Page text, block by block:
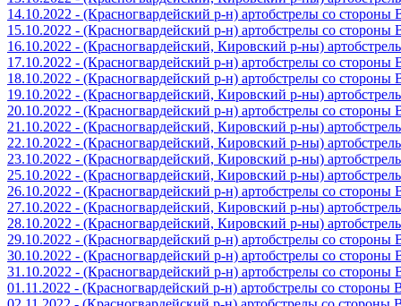
14.10.2022 - (Красногвардейский р-н) артобстрелы со
15.10.2022 - (Красногвардейский р-н) артобстрелы со
16.10.2022 - (Красногвардейский, Кировский р-ны)
17.10.2022 - (Красногвардейский р-н) артобстрелы со
18.10.2022 - (Красногвардейский р-н) артобстрелы со
19.10.2022 - (Красногвардейский, Кировский р-ны)
20.10.2022 - (Красногвардейский р-н) артобстрелы со
21.10.2022 - (Красногвардейский, Кировский р-ны)
22.10.2022 - (Красногвардейский, Кировский р-ны)
23.10.2022 - (Красногвардейский, Кировский р-ны)
25.10.2022 - (Красногвардейский, Кировский р-ны)
26.10.2022 - (Красногвардейский р-н) артобстрелы со
27.10.2022 - (Красногвардейский, Кировский р-ны)
28.10.2022 - (Красногвардейский, Кировский р-ны)
29.10.2022 - (Красногвардейский р-н) артобстрелы со
30.10.2022 - (Красногвардейский р-н) артобстрелы со
31.10.2022 - (Красногвардейский р-н) артобстрелы со
01.11.2022 - (Красногвардейский р-н) артобстрелы со стороны